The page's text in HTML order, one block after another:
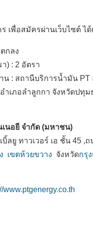
เพื่อสมัครผ่านเว็บไซต์ ได้
กลง
) : 2 อัตรา
น : สถานีบริการน้ำมัน PT
อำเภอลำลูกกา จังหวัดปทุม
นอยี จำกัด (มหาชน)
ลยู ทาวเวอร์ เอ ชั้น 45 ,
เขตห้วยขวาง จังหวัดกรุ
www.ptgenergy.co.th